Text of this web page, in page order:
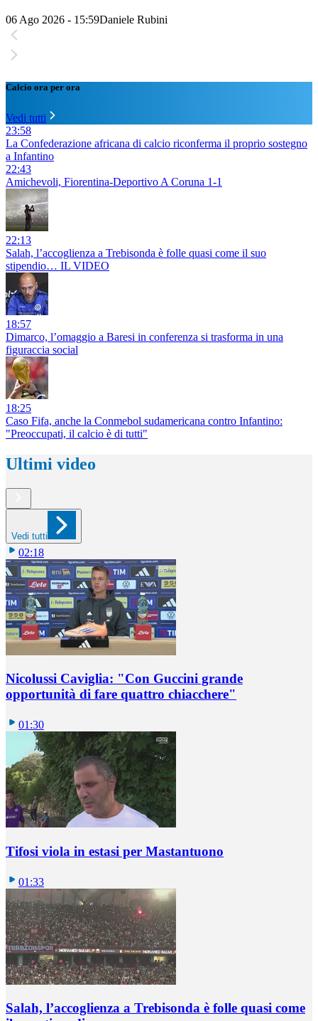
06 Ago 2026 - 15:59Daniele Rubini
Calcio ora per ora
Vedi tutti
23:58
La Confederazione africana di calcio riconferma il proprio sostegno
a Infantino
22:43
Amichevoli, Fiorentina-Deportivo A Coruna 1-1
22:13
Salah, l’accoglienza a Trebisonda è folle quasi come il suo
stipendio… IL VIDEO
18:57
Dimarco, l’omaggio a Baresi in conferenza si trasforma in una
figuraccia social
18:25
Caso Fifa, anche la Conmebol sudamericana contro Infantino:
"Preoccupati, il calcio è di tutti"
Ultimi video
Vedi tutti
02:18
Nicolussi Caviglia: "Con Guccini grande
opportunità di fare quattro chiacchere"
01:30
Tifosi viola in estasi per Mastantuono
01:33
Salah, l’accoglienza a Trebisonda è folle quasi come